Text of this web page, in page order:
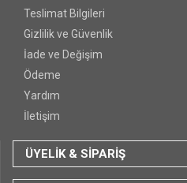
Teslimat Bilgileri
Gizlilik ve Güvenlik
İade ve Değişim
Ödeme
Yardım
İletişim
ÜYELİK & SİPARİŞ